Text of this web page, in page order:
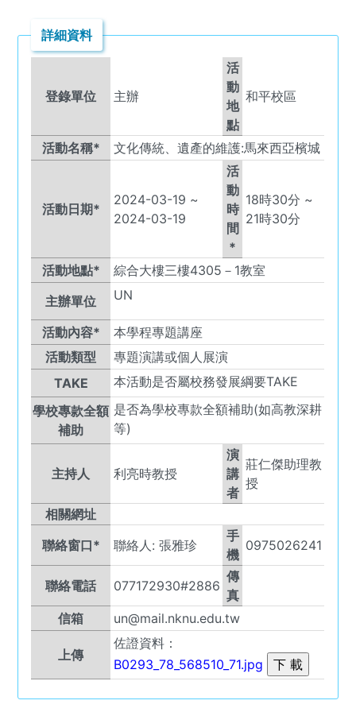
詳細資料
登錄單位 主辦
活
動
地
點
和平校區
活動名稱* 文化傳統、遺產的維護:馬來西亞檳城
活動日期*
2024-03-19 ~
2024-03-19
活
動
時
間
*
18時30
分 ~
21時30分
活動地點*
綜合大樓三樓4305－1教室
主辦單位
UN
活動內容*
本學程專題講座
活動類型
專題演講或個人展演
TAKE
本活動是否屬校務發展綱要TAKE
學校專款全額
補助
是否為學校專款全額補助(如高教深耕
等)
主持人 利亮時教授
演
講
者
莊仁傑助理教
授
相關網址
聯絡窗口*
聯絡人: 張雅珍
手
機
0975026241
聯絡電話 077172930#2886
傳
真
信箱
un@mail.nknu.edu.tw
上傳
佐證資料：
B0293_78_568510_71.jpg